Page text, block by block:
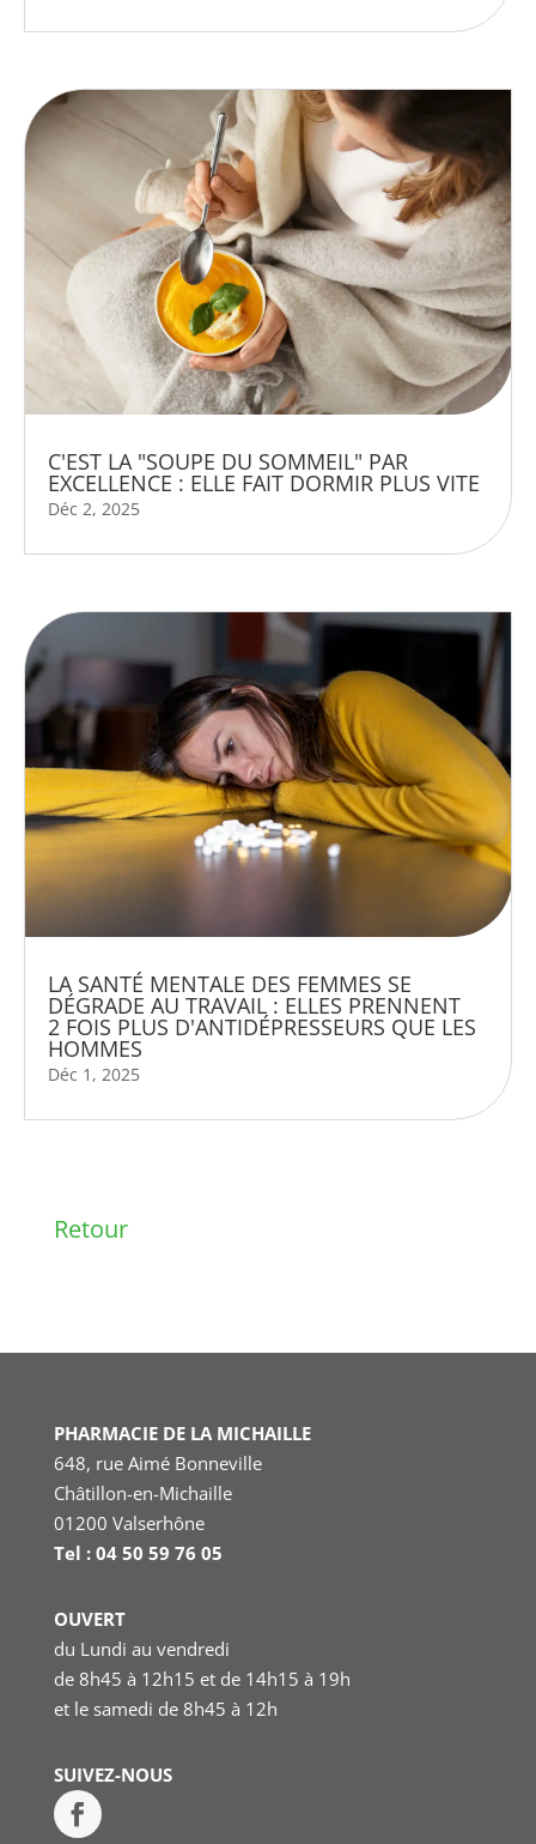
C'EST LA "SOUPE DU SOMMEIL" PAR
EXCELLENCE : ELLE FAIT DORMIR PLUS VITE
Déc 2, 2025
LA SANTÉ MENTALE DES FEMMES SE
DÉGRADE AU TRAVAIL : ELLES PRENNENT
2 FOIS PLUS D'ANTIDÉPRESSEURS QUE LES
HOMMES
Déc 1, 2025
Retour
PHARMACIE DE LA MICHAILLE
648, rue Aimé Bonneville
Châtillon-en-Michaille
01200 Valserhône
Tel : 04 50 59 76 05
OUVERT
du Lundi au vendredi
de 8h45 à 12h15 et de 14h15 à 19h
et le samedi de 8h45 à 12h
SUIVEZ-NOUS